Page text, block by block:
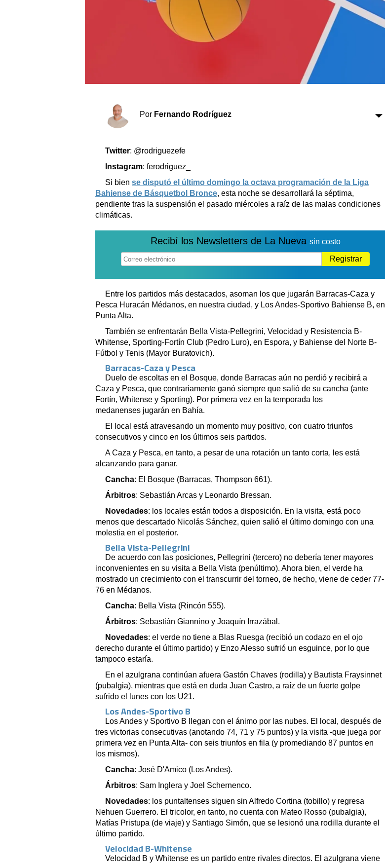
Sociedad y tiempo libre
Sociedad
Tecnología
Turismo
Horóscopo
Servicios
Datos Útiles
Fúnebres
Por Fernando Rodríguez
Twitter: @rodriguezefe
Instagram: ferodriguez_
Si bien se disputó el último domingo la octava programación de la Liga
Bahiense de Básquetbol Bronce, esta noche se desarrollará la séptima,
pendiente tras la suspensión el pasado miércoles a raíz de las malas condiciones
climáticas.
Recibí los Newsletters de La Nueva sin costo
Registrar
Entre los partidos más destacados, asoman los que jugarán Barracas-Caza y
Pesca Huracán Médanos, en nuestra ciudad, y Los Andes-Sportivo Bahiense B, en
Punta Alta.
También se enfrentarán Bella Vista-Pellegrini, Velocidad y Resistencia B-
Whitense, Sporting-Fortín Club (Pedro Luro), en Espora, y Bahiense del Norte B-
Fútbol y Tenis (Mayor Buratovich).
Barracas-Caza y Pesca
Duelo de escoltas en el Bosque, donde Barracas aún no perdió y recibirá a
Caza y Pesca, que contrariamente ganó siempre que salió de su cancha (ante
Fortín, Whitense y Sporting). Por primera vez en la temporada los
medanenses jugarán en Bahía.
El local está atravesando un momento muy positivo, con cuatro triunfos
consecutivos y cinco en los últimos seis partidos.
A Caza y Pesca, en tanto, a pesar de una rotación un tanto corta, les está
alcanzando para ganar.
Cancha: El Bosque (Barracas, Thompson 661).
Árbitros: Sebastián Arcas y Leonardo Bressan⁩.
Novedades: los locales están todos a disposición. En la visita, está poco
menos que descartado Nicolás Sánchez, quien salió el último domingo con una
molestia en el posterior.
Bella Vista-Pellegrini
De acuerdo con las posiciones, Pellegrini (tercero) no debería tener mayores
inconvenientes en su visita a Bella Vista (penúltimo). Ahora bien, el verde ha
mostrado un crecimiento con el transcurrir del torneo, de hecho, viene de ceder 77-
76 en Médanos.
Cancha: Bella Vista (Rincón 555).
Árbitros: Sebastián Giannino y Joaquín Irrazábal.⁩
Novedades: el verde no tiene a Blas Ruesga (recibió un codazo en el ojo
derecho durante el último partido) y Enzo Alesso sufrió un esguince, por lo que
tampoco estaría.
En el azulgrana continúan afuera Gastón Chaves (rodilla) y Bautista Fraysinnet
(pubalgia), mientras que está en duda Juan Castro, a raíz de un fuerte golpe
sufrido el lunes con los U21.
Los Andes-Sportivo B
Los Andes y Sportivo B llegan con el ánimo por las nubes. El local, después de
tres victorias consecutivas (anotando 74, 71 y 75 puntos) y la visita -que juega por
primera vez en Punta Alta- con seis triunfos en fila (y promediando 87 puntos en
los mismos).
Cancha: José D'Amico (Los Andes).
Árbitros: Sam Inglera⁩ y Joel Schernenco⁩.
Novedades: los puntaltenses siguen sin Alfredo Cortina (tobillo) y regresa
Nehuen Guerrero. El tricolor, en tanto, no cuenta con Mateo Rosso (pubalgia),
Matías Pristupa (de viaje) y Santiago Simón, que se lesionó una rodilla durante el
último partido.
Velocidad B-Whitense
Velocidad B y Whitense es un partido entre rivales directos. El azulgrana viene